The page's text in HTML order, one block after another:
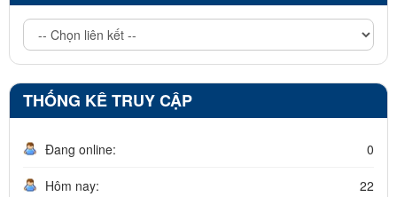
THỐNG KÊ TRUY CẬP
Đang online: 0
Hôm nay: 22